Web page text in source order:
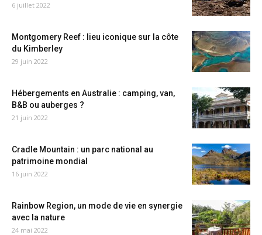
6 juillet 2022
Montgomery Reef : lieu iconique sur la côte
du Kimberley
29 juin 2022
Hébergements en Australie : camping, van,
B&B ou auberges ?
21 juin 2022
Cradle Mountain : un parc national au
patrimoine mondial
16 juin 2022
Rainbow Region, un mode de vie en synergie
avec la nature
24 mai 2022